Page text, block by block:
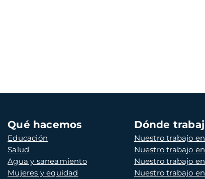
Qué hacemos
Educación
Salud
Agua y saneamiento
Mujeres y equidad
Dónde
Nuestro trabajo
Nuestro trabajo
Nuestro trabajo
Nuestro trabajo